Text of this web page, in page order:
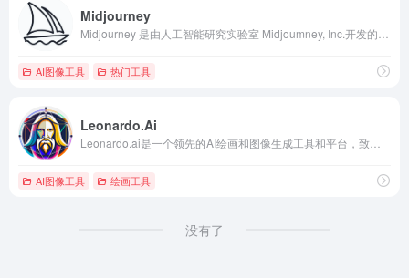
Midjourney
AI图像工具 热门工具
Leonardo.Ai
AI图像工具 绘画工具
没有了